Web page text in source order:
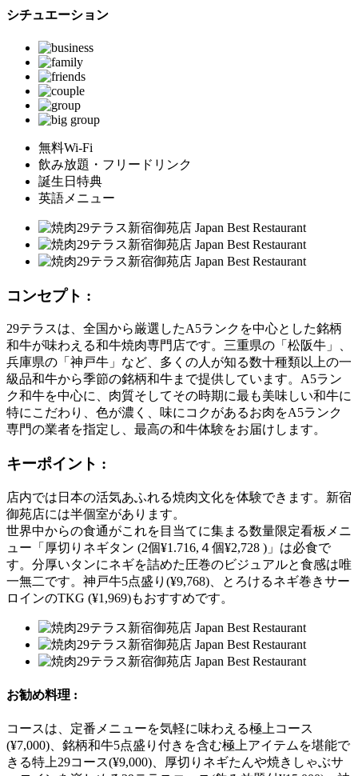
シチュエーション
無料Wi-Fi
飲み放題・フリードリンク
誕生日特典
英語メニュー
コンセプト :
29テラスは、全国から厳選したA5ランクを中心とした銘柄
和牛が味わえる和牛焼肉専門店です。三重県の「松阪牛」、
兵庫県の「神戸牛」など、多くの人が知る数十種類以上の一
級品和牛から季節の銘柄和牛まで提供しています。A5ラン
ク和牛を中心に、肉質そしてその時期に最も美味しい和牛に
特にこだわり、色が濃く、味にコクがあるお肉をA5ランク
専門の業者を指定し、最高の和牛体験をお届けします。
キーポイント :
店内では日本の活気あふれる焼肉文化を体験できます。新宿
御苑店には半個室があります。
世界中からの食通がこれを目当てに集まる数量限定看板メニ
ュー「厚切りネギタン (2個¥1.716,４個¥2,728 )」は必食で
す。分厚いタンにネギを詰めた圧巻のビジュアルと食感は唯
一無二です。神戸牛5点盛り(¥9,768)、とろけるネギ巻きサー
ロインのTKG (¥1,969)もおすすめです。
お勧め料理 :
コースは、定番メニューを気軽に味わえる極上コース
(¥7,000)、銘柄和牛5点盛り付きを含む極上アイテムを堪能で
きる特上29コース(¥9,000)、厚切りネギたんや焼きしゃぶサ